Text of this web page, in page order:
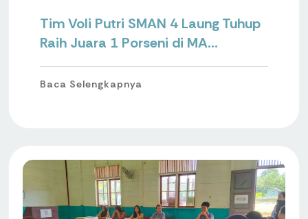
Tim Voli Putri SMAN 4 Laung Tuhup
Raih Juara 1 Porseni di MA...
Baca Selengkapnya